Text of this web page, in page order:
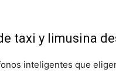
taxi y limusina
inteligentes que